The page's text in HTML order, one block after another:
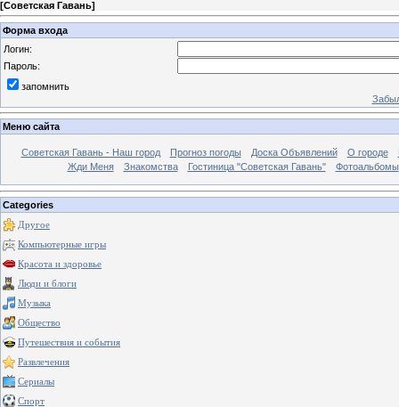
[Советская Гавань]
Форма входа
Логин:
Пароль:
запомнить
Меню сайта
Советская Гавань - Наш город Прогноз погоды Доска Объявлений О городе
Жди Меня
Знакомства Гостиница "Советская Гавань" Фотоальбомы
Categories
Другое
Компьютерные игры
Красота и здоровье
Люди и блоги
Музыка
Общество
Путешествия и события
Развлечения
Сериалы
Спорт